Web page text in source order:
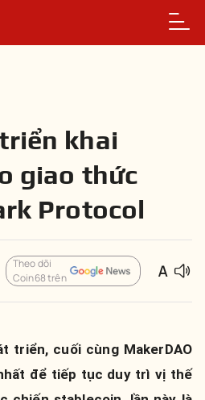
khai
giao thức
Protocol
Theo dõi
Coin68 trên
triển, cuối cùng MakerDAO
để tiếp tục duy trì vị thế